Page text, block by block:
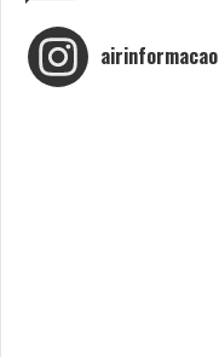
airinformacao